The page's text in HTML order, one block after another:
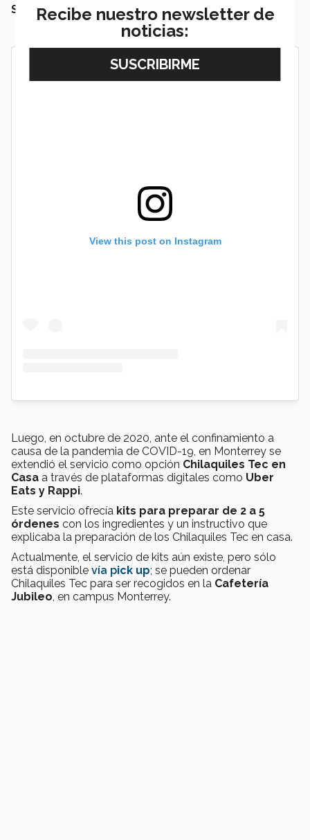
Santa Fe, Guadalajara, Querétaro y Puebla
View this post on Instagram
Luego, en octubre de 2020, ante el confinamiento a
causa de la pandemia de COVID-19, en Monterrey se
extendió el servicio como opción Chilaquiles Tec en
Casa a través de plataformas digitales como Uber
Eats y Rappi.
Este servicio ofrecía kits para preparar de 2 a 5
órdenes con los ingredientes y un instructivo que
explicaba la preparación de los Chilaquiles Tec en casa.
Actualmente, el servicio de kits aún existe, pero sólo
está disponible vía pick up; se pueden ordenar
Chilaquiles Tec para ser recogidos en la Cafetería
Jubileo, en campus Monterrey.
Recibe nuestro newsletter de
noticias: